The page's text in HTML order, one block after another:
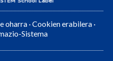
oharra ·Cookien erabilera ·
Sistema